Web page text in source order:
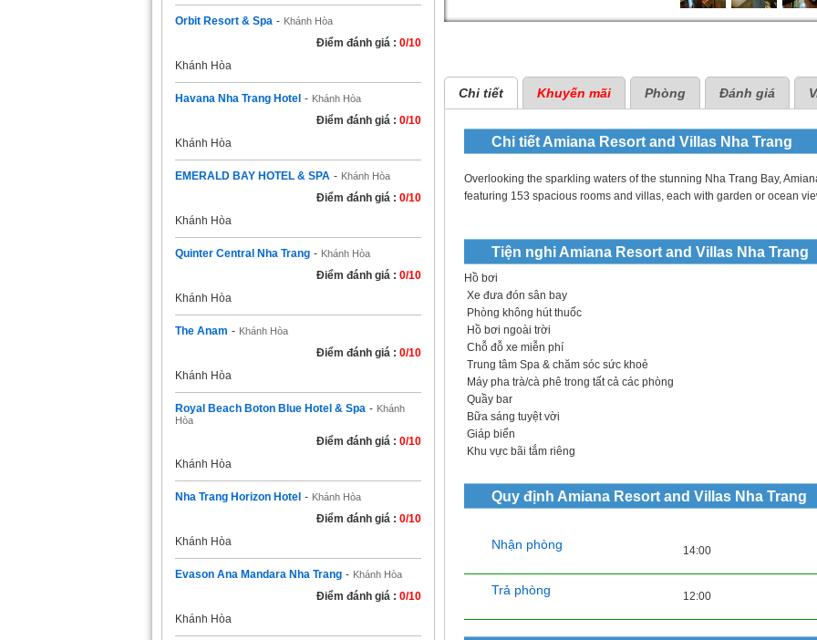
Orbit Resort & Spa - Khánh Hòa
Điểm đánh giá : 0/10
Khánh Hòa
Havana Nha Trang Hotel - Khánh Hòa
Điểm đánh giá : 0/10
Khánh Hòa
EMERALD BAY HOTEL & SPA - Khánh Hòa
Điểm đánh giá : 0/10
Khánh Hòa
Quinter Central Nha Trang - Khánh Hòa
Điểm đánh giá : 0/10
Khánh Hòa
The Anam - Khánh Hòa
Điểm đánh giá : 0/10
Khánh Hòa
Royal Beach Boton Blue Hotel & Spa - Khánh
Hòa
Điểm đánh giá : 0/10
Khánh Hòa
Nha Trang Horizon Hotel - Khánh Hòa
Điểm đánh giá : 0/10
Khánh Hòa
Evason Ana Mandara Nha Trang - Khánh Hòa
Điểm đánh giá : 0/10
Khánh Hòa
Chi tiết Khuyến mãi Phòng Đánh giá
Chi tiết Amiana Resort and Villas Nha Trang
Overlooking the sparkling waters of the stunning Nha Trang Bay,
featuring 153 spacious rooms and villas, each with garden or ocean
Tiện nghi Amiana Resort and Villas Nha Trang
Hồ bơi
Xe đưa đón sân bay
Phòng không hút thuốc
Hồ bơi ngoài trời
Chỗ đỗ xe miễn phí
Trung tâm Spa & chăm sóc sức khoẻ
Máy pha trà/cà phê trong tất cả các phòng
Quầy bar
Bữa sáng tuyệt vời
Giáp biển
Khu vực bãi tắm riêng
Quy định Amiana Resort and Villas Nha Trang
Nhận phòng 14:00
Trả phòng 12:00